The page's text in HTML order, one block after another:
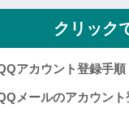
クリック
アカウント登録手順
メールのアカウント